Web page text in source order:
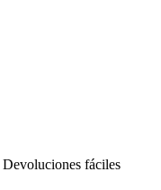
Devoluciones fáciles